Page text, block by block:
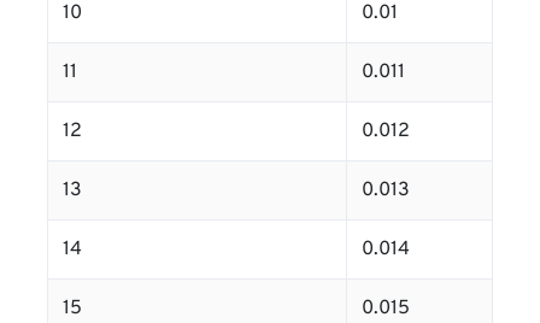
10 0.01
11 0.011
12 0.012
13 0.013
14 0.014
15 0.015